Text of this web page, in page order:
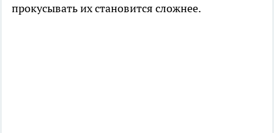
прокусывать их становится сложнее.